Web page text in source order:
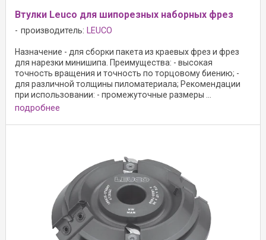
Втулки Leuco для шипорезных наборных фрез
производитель: LEUCO
Назначение - для сборки пакета из краевых фрез и фрез
для нарезки минишипа. Преимущества: - высокая
точность вращения и точность по торцовому биению; -
для различной толщины пиломатериала; Рекомендации
при использовании: - промежуточные размеры ...
подробнее